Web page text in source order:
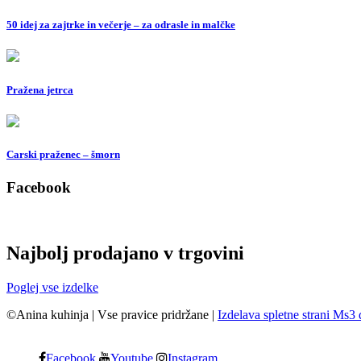
50 idej za zajtrke in večerje – za odrasle in malčke
Pražena jetrca
Carski praženec – šmorn
Facebook
Najbolj prodajano v trgovini
Poglej vse izdelke
©Anina kuhinja | Vse pravice pridržane | Izdelava spletne strani Ms3
Facebook Youtube Instagram